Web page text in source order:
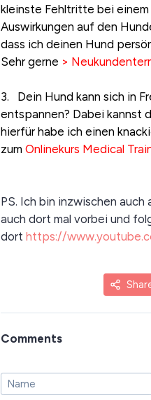
kleinste Fehltritte bei
Auswirkungen auf den
dass ich deinen Hund
Sehr gerne >
3. Dein Hund kann sich in
entspannen? Dabei kannst
hierfür habe ich einen
zum Onlinekurs Medical
PS. Ich bin inzwischen
auch dort mal vorbei und
dort https://
Comments